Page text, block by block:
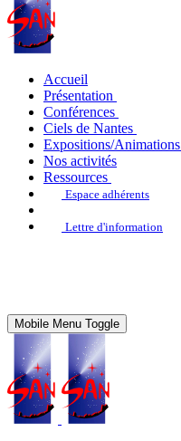
Accueil
Présentation
Conférences
Ciels de Nantes
Expositions/Animations
Nos activités
Ressources
Espace adhérents
Lettre d'information
Mobile Menu Toggle